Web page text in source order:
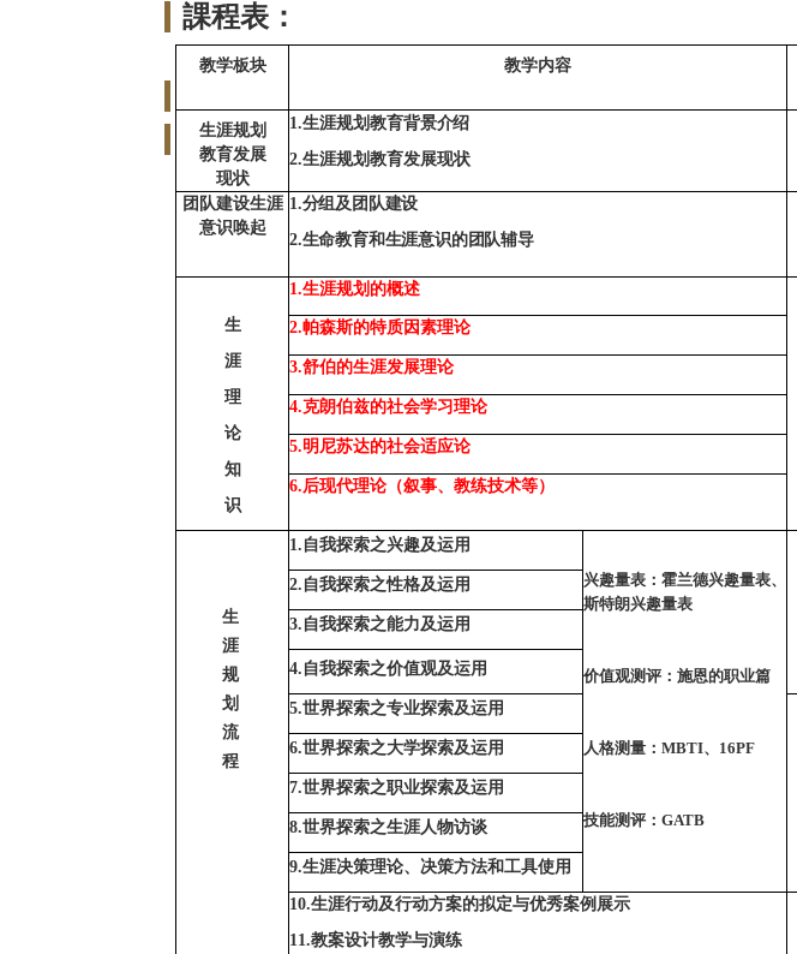
課程表：
教学板块 教学内容
生涯规划
教育发展
现状
1.生涯规划教育背景介绍
2.生涯规划教育发展现状
团队建设生涯
意识唤起
1.分组及团队建设
2.生命教育和生涯意识的团队辅导
生
涯
理
论
知
识
1.生涯规划的概述
2.帕森斯的特质因素理论
3.舒伯的生涯发展理论
4.克朗伯兹的社会学习理论
5.明尼苏达的社会适应论
6.后现代理论（叙事、教练技术等）
生
涯
规
划
流
程
1.自我探索之兴趣及运用
兴趣量表：霍兰德兴趣量表、
斯特朗兴趣量表
价值观测评：施恩的职业篇
人格测量：MBTI、16PF
技能测评：GATB
2.自我探索之性格及运用
3.自我探索之能力及运用
4.自我探索之价值观及运用
5.世界探索之专业探索及运用
6.世界探索之大学探索及运用
7.世界探索之职业探索及运用
8.世界探索之生涯人物访谈
9.生涯决策理论、决策方法和工具使用
10.生涯行动及行动方案的拟定与优秀案例展示
11.教案设计教学与演练